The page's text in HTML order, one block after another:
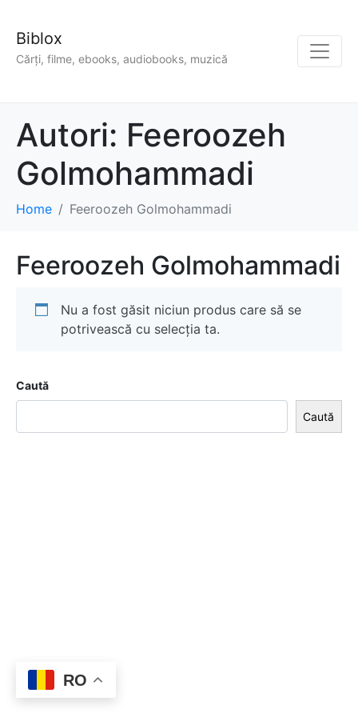
Biblox
Cărți, filme, ebooks, audiobooks, muzică
Autori: Feeroozeh
Golmohammadi
Home Feeroozeh Golmohammadi
Feeroozeh Golmohammadi
Nu a fost găsit niciun produs care să se
potrivească cu selecția ta.
Caută
Caută
RO